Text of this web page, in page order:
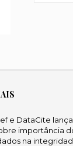
e DataCite
importância
na